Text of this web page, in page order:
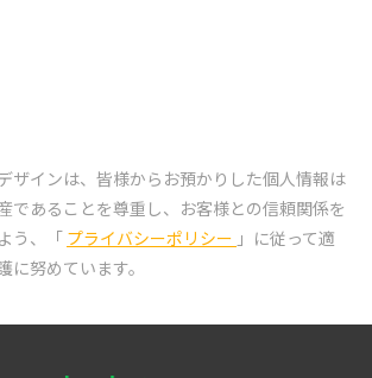
ザインは、皆様からお預かりした個人情報は
であることを尊重し、 お客様との信頼関係を
う、「 プライバシーポリシー 」に従って適
に努めています。